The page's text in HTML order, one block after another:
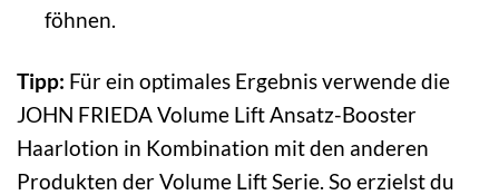
föhnen.
Tipp: Für ein optimales Ergebnis verwende die
JOHN FRIEDA Volume Lift Ansatz-Booster
Haarlotion in Kombination mit den anderen
Produkten der Volume Lift Serie. So erzielst du